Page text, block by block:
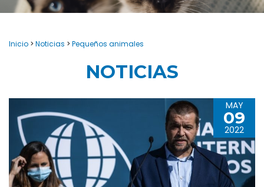
Inicio > Noticias > Pequeños animales
NOTICIAS
MAY
09
2022